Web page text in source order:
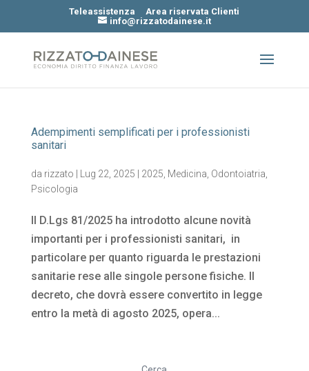
Teleassistenza
Area riservata Clienti
info@rizzatodainese.it
Adempimenti semplificati per i professionisti
sanitari
da rizzato Lug 22, 2025 2025 Medicina Odontoiatria
Psicologia
Il D.Lgs 81/2025 ha introdotto alcune novità
importanti per i professionisti sanitari, in
particolare per quanto riguarda le prestazioni
sanitarie rese alle singole persone fisiche. Il
decreto, che dovrà essere convertito in legge
entro la metà di agosto 2025, opera...